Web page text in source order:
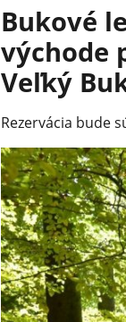
Bukové
východe
Veľký
Rezervácia bude